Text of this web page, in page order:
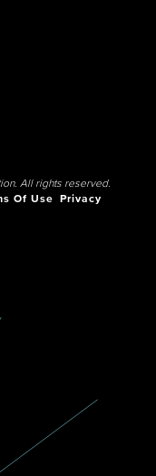
All rights reserved.
Of Use
Privacy